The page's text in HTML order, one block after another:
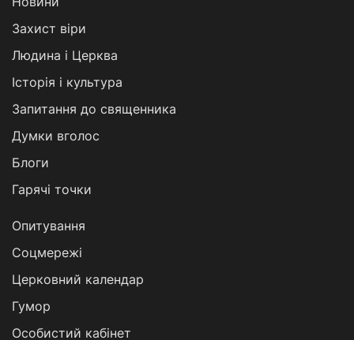
Захист віри
Людина і Церква
Історія і культура
Запитання до священника
Думки вголос
Блоги
Гарячі точки
Опитування
Соцмережі
Церковний календар
Гумор
Особистий кабінет